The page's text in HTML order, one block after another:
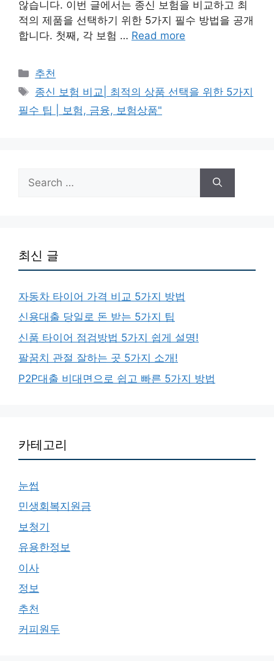
않습니다. 이번 글에서는 종신 보험을 비교하고 최
적의 제품을 선택하기 위한 5가지 필수 방법을 공개
합니다. 첫째, 각 보험 … Read more
Categories
추천
Tags
종신 보험 비교| 최적의 상품 선택을 위한 5가지
필수 팁 | 보험, 금융, 보험상품"
for:
최신 글
자동차 타이어 가격 비교 5가지 방법
신용대출 당일로 돈 받는 5가지 팁
신품 타이어 점검방법 5가지 쉽게 설명!
팔꿈치 관절 잘하는 곳 5가지 소개!
P2P대출 비대면으로 쉽고 빠른 5가지 방법
카테고리
눈썹
민생회복지원금
보청기
유용한정보
이사
정보
추천
커피원두